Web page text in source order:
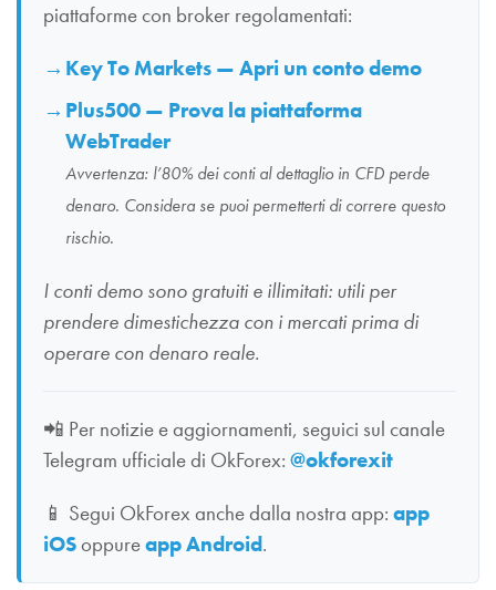
piattaforme con broker regolamentati:
Key To Markets — Apri un conto demo
Plus500 — Prova la piattaforma
WebTrader
Avvertenza: l’80% dei conti al dettaglio in CFD perde
denaro. Considera se puoi permetterti di correre questo
rischio.
I conti demo sono gratuiti e illimitati: utili per
prendere dimestichezza con i mercati prima di
operare con denaro reale.
📲 Per notizie e aggiornamenti, seguici sul canale
Telegram ufficiale di OkForex: @okforexit
📱 Segui OkForex anche dalla nostra app: app
iOSoppureapp Android.